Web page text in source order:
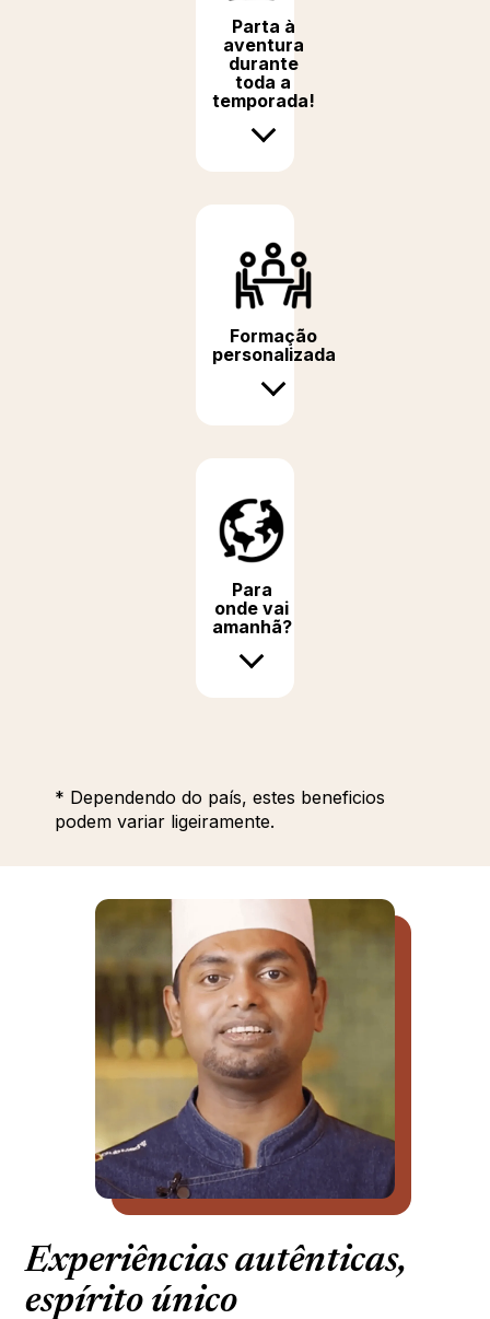
Parta à
aventura
durante
toda a
temporada!
Formação
personalizada
Para
onde vai
amanhã?
* Dependendo do país, estes beneficios
podem variar ligeiramente.
Experiências autênticas,
espírito único